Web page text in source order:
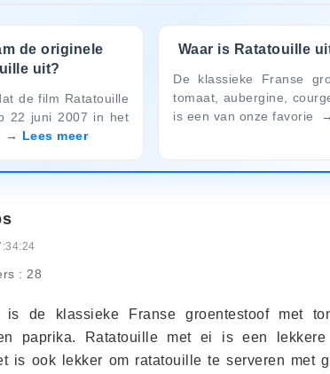
de originele
uit?
de film Ratatouille
22 juni 2007 in het
Lees meer
Waar is Ratatouille
De klassieke Franse
tomaat, aubergine,
is een van onze favorie
: 28
is de klassieke Franse groentestoof met
paprika. Ratatouille met ei is een
is ook lekker om ratatouille te serveren met